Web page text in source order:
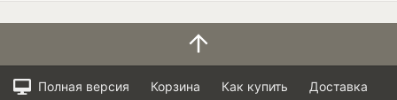
Полная версия Корзина Как купить Доставка